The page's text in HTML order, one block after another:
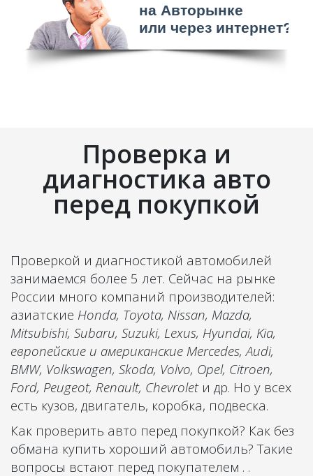
на Авторынке
или через интернет?
Проверка и
диагностика авто
перед покупкой
Проверкой и диагностикой автомобилей
занимаемся более 5 лет. Сейчас на рынке
России много компаний производителей:
азиатские Honda, Toyota, Nissan, Mazda,
Mitsubishi, Subaru, Suzuki, Lexus, Hyundai, Kia,
европейские и американские Mercedes, Audi,
BMW, Volkswagen, Skoda, Volvo, Opel, Citroen,
Ford, Peugeot, Renault, Chevroletи др. Но у всех
есть кузов, двигатель, коробка, подвеска.
Как проверить авто перед покупкой? Как без
обмана купить хороший автомобиль? Такие
вопросы встают перед покупателем . .